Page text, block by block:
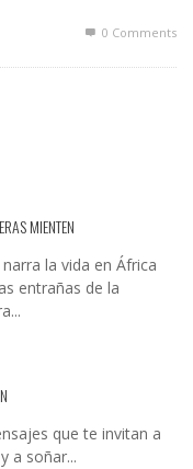
0 Comments
MIENTEN
la vida en África
entrañas de la
que te invitan a
a soñar...